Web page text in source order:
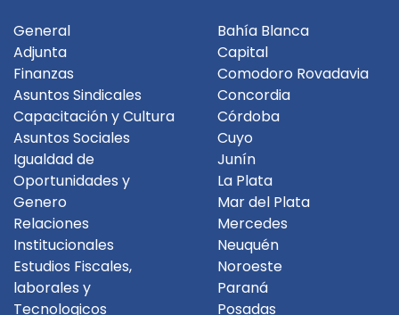
General
Adjunta
Finanzas
Asuntos Sindicales
Capacitación y Cultura
Asuntos Sociales
Igualdad de
Oportunidades y
Genero
Relaciones
Institucionales
Estudios Fiscales,
laborales y
Tecnologicos
Bahía Blanca
Capital
Comodoro Rovadavia
Concordia
Córdoba
Cuyo
Junín
La Plata
Mar del Plata
Mercedes
Neuquén
Noroeste
Paraná
Posadas